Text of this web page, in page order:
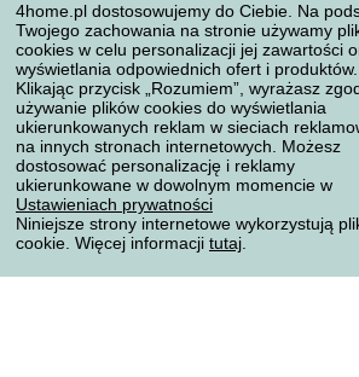
4home.pl dostosowujemy do Ciebie. Na
Twojego zachowania na stronie używamy
cookies w celu personalizacji jej zawartości
wyświetlania odpowiednich ofert i produktów.
Klikając przycisk „Rozumiem”, wyrażasz
używanie plików cookies do wyświetlania
ukierunkowanych reklam w sieciach
na innych stronach internetowych. Możesz
dostosować personalizację i reklamy
ukierunkowane w dowolnym momencie w
Ustawieniach prywatności
Niniejsze strony internetowe wykorzystują
cookie. Więcej informacji tutaj
Sposoby transportu
Metody płatności
Niezawodny sklep